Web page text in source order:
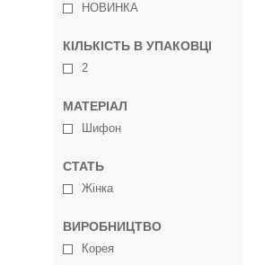
НОВИНКА
КІЛЬКІСТЬ В УПАКОВЦІ
2
МАТЕРІАЛ
Шифон
СТАТЬ
Жінка
ВИРОБНИЦТВО
Корея